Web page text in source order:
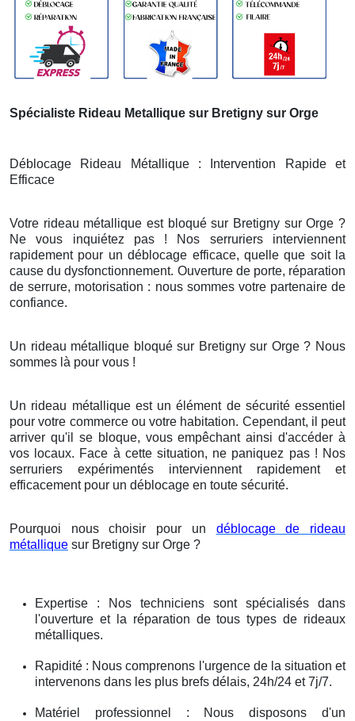
Spécialiste Rideau Metallique sur Bretigny sur Orge
Déblocage Rideau Métallique : Intervention Rapide et
Efficace
Votre rideau métallique est bloqué sur Bretigny sur Orge ?
Ne vous inquiétez pas ! Nos serruriers interviennent
rapidement pour un déblocage efficace, quelle que soit la
cause du dysfonctionnement. Ouverture de porte, réparation
de serrure, motorisation : nous sommes votre partenaire de
confiance.
Un rideau métallique bloqué sur Bretigny sur Orge ? Nous
sommes là pour vous !
Un rideau métallique est un élément de sécurité essentiel
pour votre commerce ou votre habitation. Cependant, il peut
arriver qu'il se bloque, vous empêchant ainsi d'accéder à
vos locaux. Face à cette situation, ne paniquez pas ! Nos
serruriers expérimentés interviennent rapidement et
efficacement pour un déblocage en toute sécurité.
Pourquoi nous choisir pour un déblocage de rideau
métallique sur Bretigny sur Orge ?
Expertise : Nos techniciens sont spécialisés dans
l'ouverture et la réparation de tous types de rideaux
métalliques.
Rapidité : Nous comprenons l'urgence de la situation et
intervenons dans les plus brefs délais, 24h/24 et 7j/7.
Matériel professionnel : Nous disposons d'un